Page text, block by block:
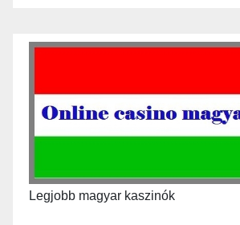
Legjobb magyar kaszinók